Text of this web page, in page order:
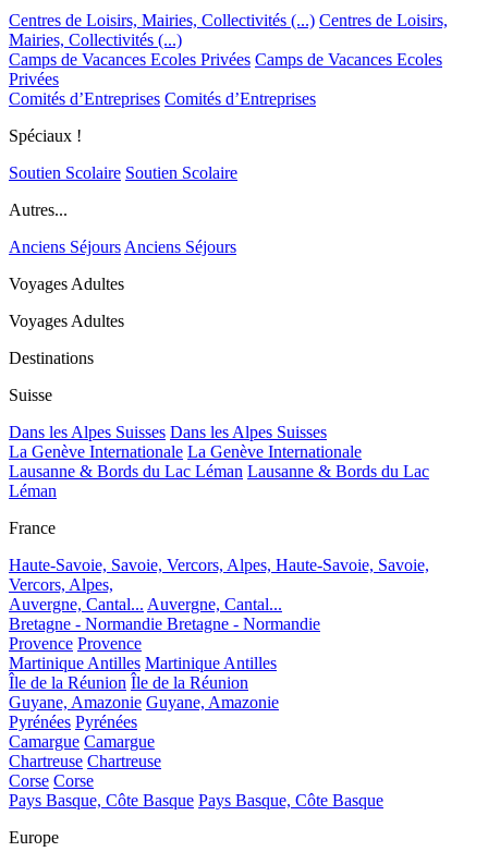
Centres de Loisirs, Mairies, Collectivités (...) Centres de Loisirs,
Mairies, Collectivités (...)
Camps de Vacances Ecoles Privées Camps de Vacances Ecoles
Privées
Comités d’Entreprises Comités d’Entreprises
Spéciaux !
Soutien Scolaire Soutien Scolaire
Autres...
Anciens SéjoursAnciens Séjours
Voyages Adultes
Voyages Adultes
Destinations
Suisse
Dans les Alpes Suisses Dans les Alpes Suisses
La Genève Internationale La Genève Internationale
Lausanne & Bords du Lac Léman Lausanne & Bords du Lac
Léman
France
Haute-Savoie, Savoie, Vercors, Alpes, Haute-Savoie, Savoie,
Vercors, Alpes,
Auvergne, Cantal... Auvergne, Cantal...
Bretagne - Normandie Bretagne - Normandie
Provence Provence
Martinique Antilles Martinique Antilles
Île de la Réunion Île de la Réunion
Guyane, Amazonie Guyane, Amazonie
Pyrénées Pyrénées
Camargue Camargue
Chartreuse Chartreuse
Corse Corse
Pays Basque, Côte Basque Pays Basque, Côte Basque
Europe